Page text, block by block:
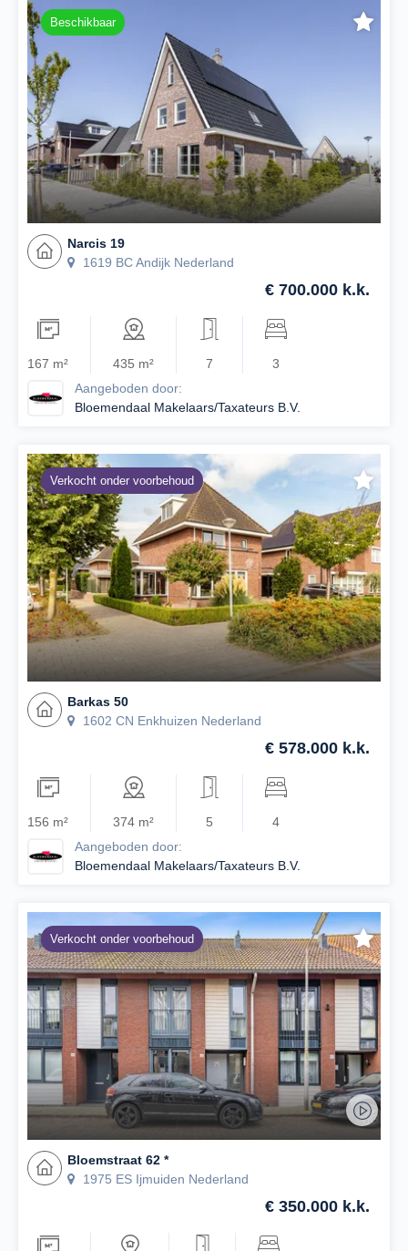
Beschikbaar
Narcis 19
1619 BC Andijk Nederland
€ 700.000 k.k.
167 m² 435 m² 7
3
Aangeboden door:
Bloemendaal Makelaars/Taxateurs B.V.
Verkocht onder voorbehoud
Barkas 50
1602 CN Enkhuizen Nederland
€ 578.000 k.k.
156 m² 374 m² 5
4
Aangeboden door:
Bloemendaal Makelaars/Taxateurs B.V.
Verkocht onder voorbehoud
Bloemstraat 62 *
1975 ES Ijmuiden Nederland
€ 350.000 k.k.